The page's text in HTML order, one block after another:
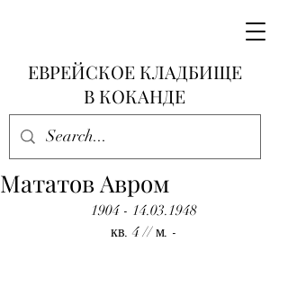
ЕВРЕЙСКОЕ КЛАДБИЩЕ
В КОКАНДЕ
Мататов Авром
1904 - 14.03.1948
кв. 4 // м. -